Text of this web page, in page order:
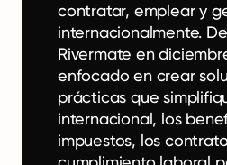
contratar, emplear y
internacionalmente.
Rivermate en
enfocado en crear
prácticas que
internacional, los
impuestos, los